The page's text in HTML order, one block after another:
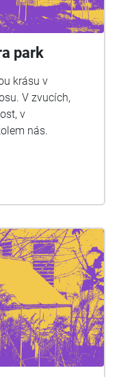
park
krásu v
V zvucích,
v
nás.